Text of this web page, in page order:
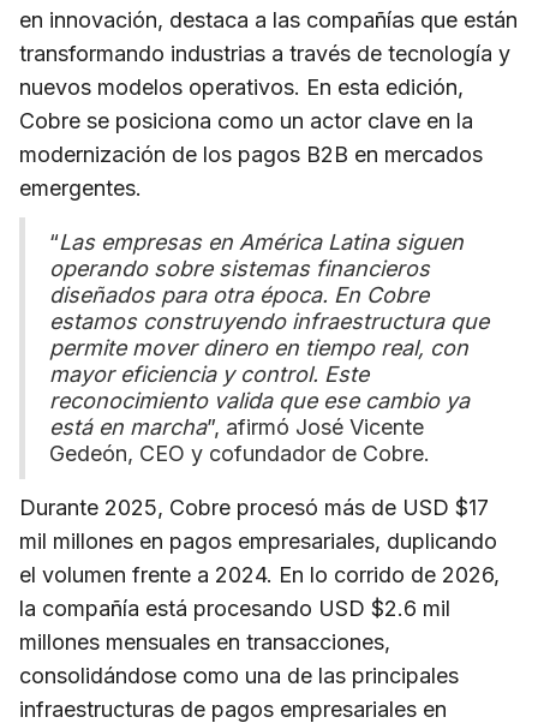
en innovación, destaca a las compañías que están
transformando industrias a través de tecnología y
nuevos modelos operativos. En esta edición,
Cobre se posiciona como un actor clave en la
modernización de los pagos B2B en mercados
emergentes.
“Las empresas en América Latina siguen
operando sobre sistemas financieros
diseñados para otra época. En Cobre
estamos construyendo infraestructura que
permite mover dinero en tiempo real, con
mayor eficiencia y control. Este
reconocimiento valida que ese cambio ya
está en marcha”, afirmó José Vicente
Gedeón, CEO y cofundador de Cobre.
Durante 2025, Cobre procesó más de USD $17
mil millones en pagos empresariales, duplicando
el volumen frente a 2024. En lo corrido de 2026,
la compañía está procesando USD $2.6 mil
millones mensuales en transacciones,
consolidándose como una de las principales
infraestructuras de pagos empresariales en